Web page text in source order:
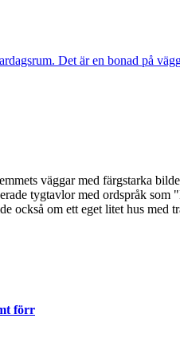
väggar med färgstarka
tygtavlor med ordspråk
också om ett eget litet hus
förr